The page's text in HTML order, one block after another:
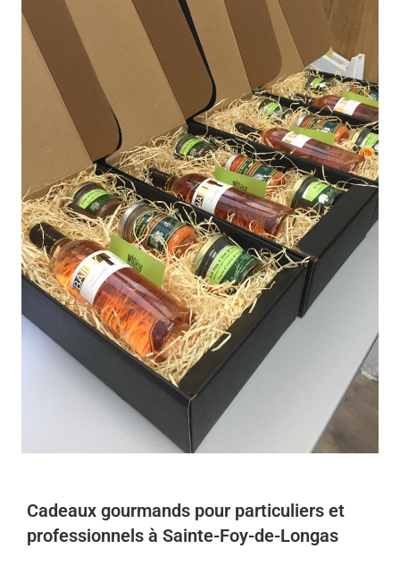
Cadeaux gourmands pour particuliers et
professionnels à Sainte-Foy-de-Longas